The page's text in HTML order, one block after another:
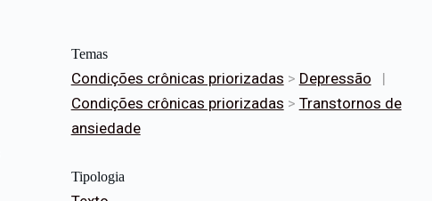
Temas
Condições crônicas priorizadas > Depressão
|
Condições crônicas priorizadas > Transtornos de
ansiedade
Tipologia